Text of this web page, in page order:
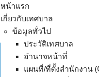
หน้าแรก
เกี่ยวกับเทศบาล
ข้อมูลทั่วไป
ประวัติเทศบาล
อำนาจหน้าที่
แผนที่/ที่ตั้งสำนักงาน